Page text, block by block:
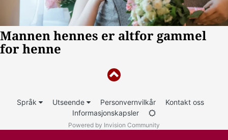
Språk Utseende Personvernvilkår
Kontakt oss
Informasjonskapsler
Powered by Invision Community